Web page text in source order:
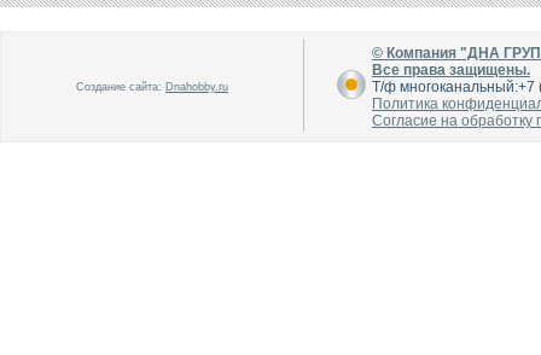
Создание сайта: Dnahobby.ru
© Компания "ДНА
Все права защищены.
Т/ф
Политика
Согласие на